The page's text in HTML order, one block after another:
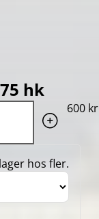
hk
600 kr
hos fler.